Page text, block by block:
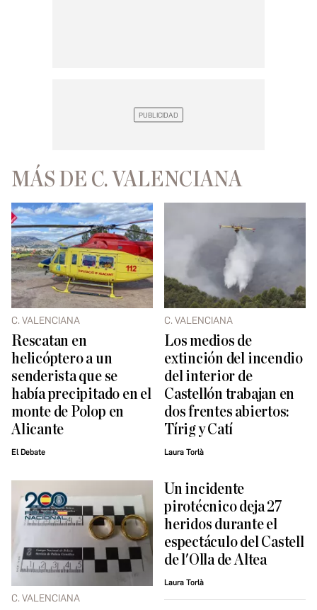
MÁS DE C. VALENCIANA
C. VALENCIANA
Rescatan en
helicóptero a un
senderista que se
había precipitado en el
monte de Polop en
Alicante
El Debate
C. VALENCIANA
Los medios de
extinción del incendio
del interior de
Castellón trabajan en
dos frentes abiertos:
Tírig y Catí
Laura Torlà
C. VALENCIANA
Un incidente
pirotécnico deja 27
heridos durante el
espectáculo del Castell
de l'Olla de Altea
Laura Torlà